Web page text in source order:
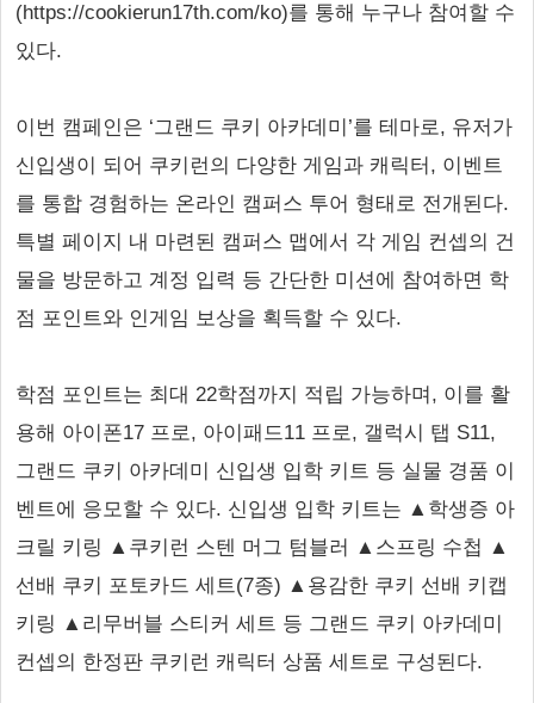
(https://cookierun17th.com/ko)를 통해 누구나 참여할 수
있다.
이번 캠페인은 ‘그랜드 쿠키 아카데미’를 테마로, 유저가
신입생이 되어 쿠키런의 다양한 게임과 캐릭터, 이벤트
를 통합 경험하는 온라인 캠퍼스 투어 형태로 전개된다.
특별 페이지 내 마련된 캠퍼스 맵에서 각 게임 컨셉의 건
물을 방문하고 계정 입력 등 간단한 미션에 참여하면 학
점 포인트와 인게임 보상을 획득할 수 있다.
학점 포인트는 최대 22학점까지 적립 가능하며, 이를 활
용해 아이폰17 프로, 아이패드11 프로, 갤럭시 탭 S11,
그랜드 쿠키 아카데미 신입생 입학 키트 등 실물 경품 이
벤트에 응모할 수 있다. 신입생 입학 키트는 ▲학생증 아
크릴 키링 ▲쿠키런 스텐 머그 텀블러 ▲스프링 수첩 ▲
선배 쿠키 포토카드 세트(7종) ▲용감한 쿠키 선배 키캡
키링 ▲리무버블 스티커 세트 등 그랜드 쿠키 아카데미
컨셉의 한정판 쿠키런 캐릭터 상품 세트로 구성된다.